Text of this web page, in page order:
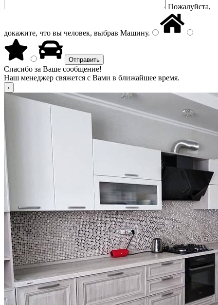
Пожалуйста,
докажите, что вы человек, выбрав Машину.
Спасибо за Ваше сообщение!
Наш менеджер свяжется с Вами в ближайшее время.